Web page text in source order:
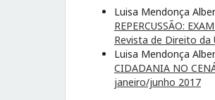
Luisa Mendonça
REPERCUSSÃO:
Revista de Direito da
Luisa Mendonça
CIDADANIA NO
janeiro/junho 2017